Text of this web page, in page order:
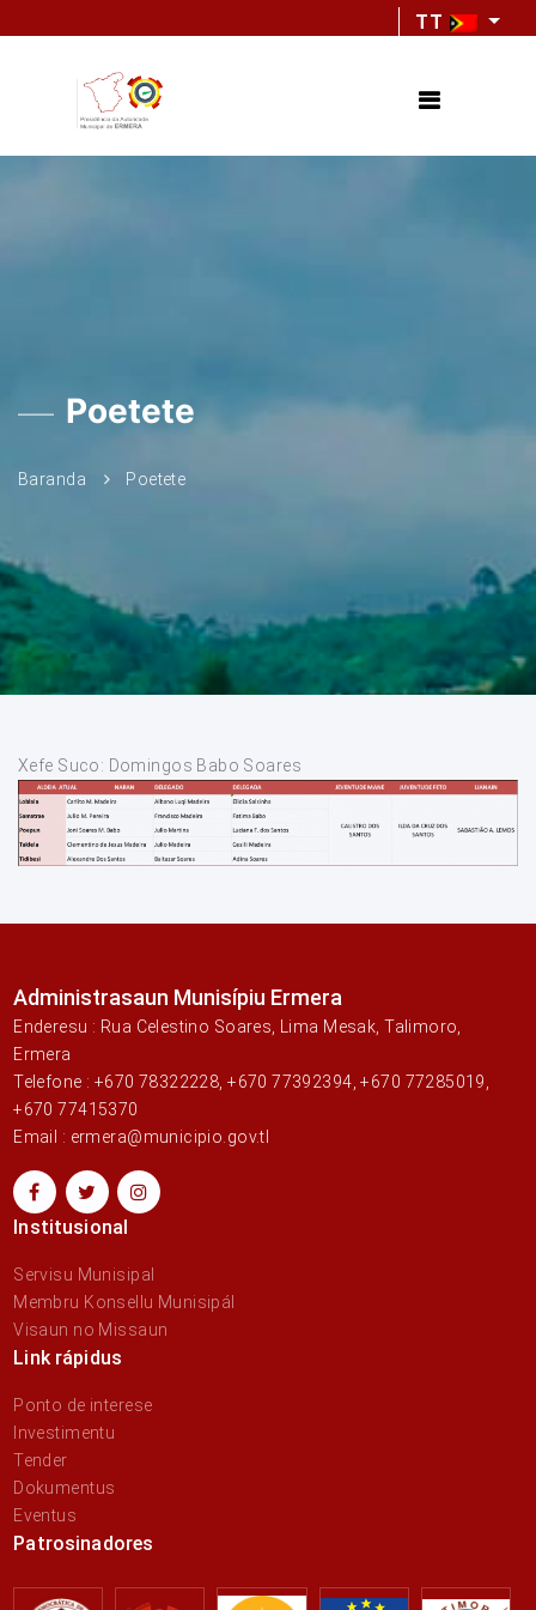
TT
Poetete
Baranda Poetete
Xefe Suco: Domingos Babo Soares
Administrasaun Munisípiu Ermera
Enderesu : Rua Celestino Soares, Lima Mesak, Talimoro,
Ermera
Telefone : +670 78322228, +670 77392394, +670 77285019,
+670 77415370
Email : ermera@municipio.gov.tl
Institusional
Servisu Munisipal
Membru Konsellu Munisipál
Visaun no Missaun
Link rápidus
Ponto de interese
Investimentu
Tender
Dokumentus
Eventus
Patrosinadores